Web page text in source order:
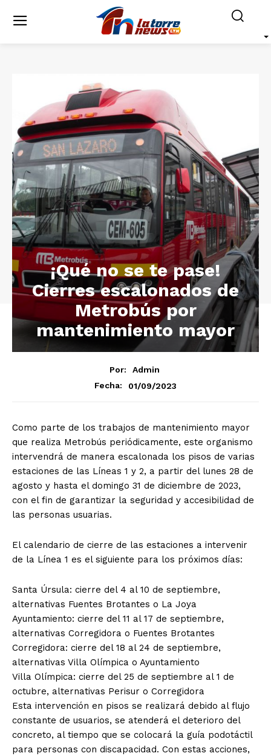
¡Qué no se te pase!
Cierres escalonados de
Metrobús por
mantenimiento mayor
Por:
Admin
Fecha:
01/09/2023
Como parte de los trabajos de mantenimiento mayor
que realiza Metrobús periódicamente, este organismo
intervendrá de manera escalonada los pisos de varias
estaciones de las Líneas 1 y 2, a partir del lunes 28 de
agosto y hasta el domingo 31 de diciembre de 2023,
con el fin de garantizar la seguridad y accesibilidad de
las personas usuarias.
El calendario de cierre de las estaciones a intervenir
de la Línea 1 es el siguiente para los próximos días:
Santa Úrsula: cierre del 4 al 10 de septiembre,
alternativas Fuentes Brotantes o La Joya
Ayuntamiento: cierre del 11 al 17 de septiembre,
alternativas Corregidora o Fuentes Brotantes
Corregidora: cierre del 18 al 24 de septiembre,
alternativas Villa Olímpica o Ayuntamiento
Villa Olímpica: cierre del 25 de septiembre al 1 de
octubre, alternativas Perisur o Corregidora
Esta intervención en pisos se realizará debido al flujo
constante de usuarios, se atenderá el deterioro del
concreto, al tiempo que se colocará la guía podotáctil
para personas con discapacidad. Con estas acciones,